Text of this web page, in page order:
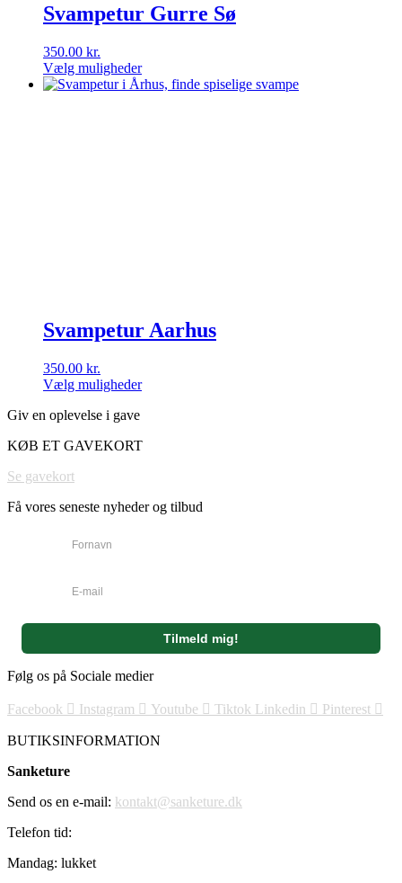
Svampetur Gurre Sø
350.00 kr.
Vælg muligheder
Dette
Svampetur Aarhus
350.00 kr.
Vælg muligheder
vare
flere
Mulighederne
vælges
varesiden
Giv en oplevelse i gave
KØB ET GAVEKORT
Se gavekort
Få vores seneste nyheder og tilbud
Følg os på Sociale medier
Facebook Instagram Youtube Tiktok Linkedin Pinterest
BUTIKSINFORMATION
Sanketure
Send os en e-mail: kontakt@sanketure.dk
Telefon tid:
Mandag: lukket